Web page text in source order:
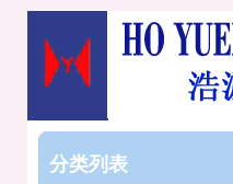
分类列表